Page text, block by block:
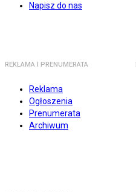
Napisz do nas
REKLAMA I PRENUMERATA
Reklama
Ogłoszenia
Prenumerata
Archiwum